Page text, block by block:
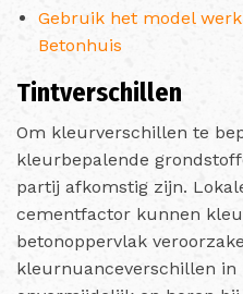
Gebruik het model
Betonhuis
Tintverschillen
Om kleurverschillen te
kleurbepalende
partij afkomstig zijn.
cementfactor kunnen
betonoppervlak
kleurnuanceverschillen in